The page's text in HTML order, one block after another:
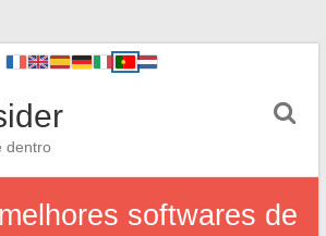
dentro
softwares de